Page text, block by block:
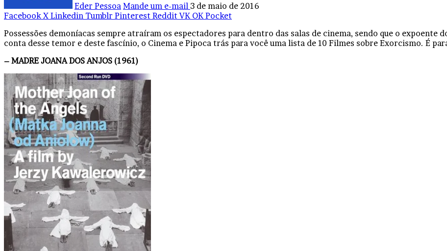
Eder Pessoa Mande um e-mail 3 de maio de 2016
Facebook X Linkedin Tumblr Pinterest Reddit VK OK Pocket
Possessões demoníacas sempre atraíram os espectadores para dentro das salas de cinema, sendo que o expoente
conta desse temor e deste fascínio, o Cinema e Pipoca trás para você uma lista de 10 Filmes sobre Exorcismo. É
– MADRE JOANA DOS ANJOS (1961)